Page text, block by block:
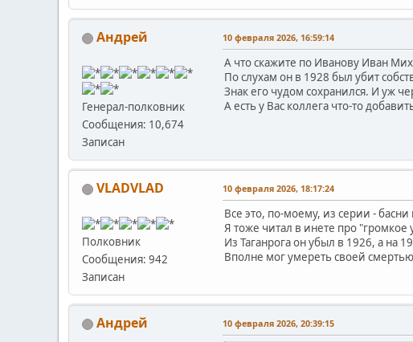
Андрей
Генерал-полковник
Сообщения: 10,674
Записан
10 февраля 2026, 16:59:14
А что скажите по Иванову Иван
По слухам он в 1928 был убит
Знак его чудом сохранился. И уж
А есть у Вас коллега что-то
VLADVLAD
Полковник
Сообщения: 942
Записан
10 февраля 2026, 18:17:24
Все это, по-моему, из серии -
Я тоже читал в инете про "громкое
Из Таганрога он убыл в 1926, а на
Вполне мог умереть своей
Андрей 10 февраля 2026, 20:39:15